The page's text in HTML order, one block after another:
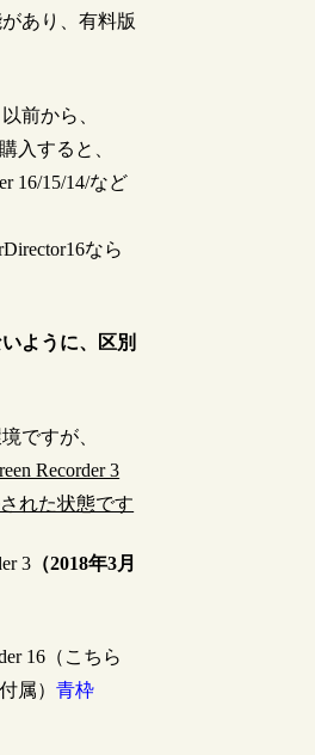
あり、有料版
前から、
入すると、
16/15/14/など
なら
ように、区別
ですが、
Recorder 3
れた状態です
3 （2018年3月
16（こちら
属）青枠